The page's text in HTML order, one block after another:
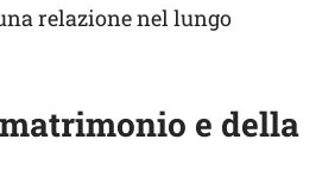
relazione nel lungo
e della